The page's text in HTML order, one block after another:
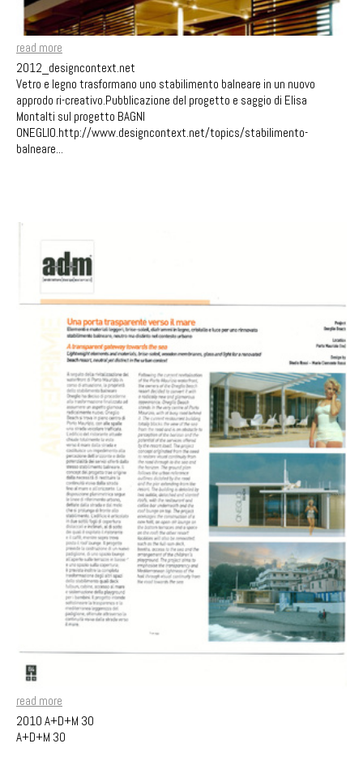
read more
2012_designcontext.net
Vetro e legno trasformano uno stabilimento balneare in un nuovo
approdo ri-creativo.Pubblicazione del progetto e saggio di Elisa
Montalti sul progetto BAGNI
ONEGLIO.http://www.designcontext.net/topics/stabilimento-
balneare
read more
2010 A+D+M 30
A+D+M 30